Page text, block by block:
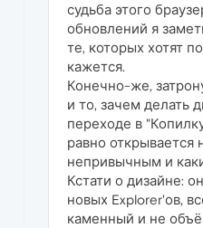
судьба этого
обновлений я
те, которых хотят
кажется.
Конечно-же,
и то, зачем делать
переходе в
равно открывается
непривычным и
Кстати о дизайне:
новых Explorer'ов,
каменный и не